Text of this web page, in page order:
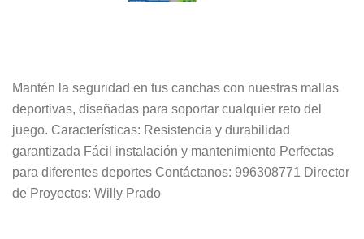
Mantén la seguridad en tus canchas con nuestras mallas
deportivas, diseñadas para soportar cualquier reto del
juego. Características: Resistencia y durabilidad
garantizada Fácil instalación y mantenimiento Perfectas
para diferentes deportes Contáctanos: 996308771 Director
de Proyectos: Willy Prado